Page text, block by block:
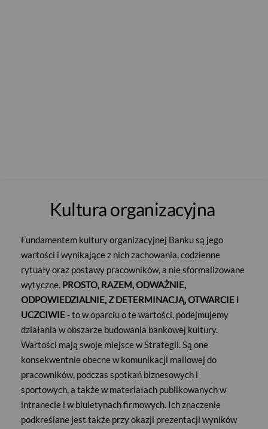
Kultura organizacyjna
Fundamentem kultury organizacyjnej Banku są jego
wartości i wynikające z nich zachowania, codzienne
rytuały oraz postawy pracowników, a nie sformalizowane
wytyczne. PROSTO, RAZEM, ODWAŻNIE,
ODPOWIEDZIALNIE, Z DETERMINACJĄ, OTWARCIE i
UCZCIWIE- to w oparciu o te wartości, podejmujemy
działania w obszarze budowania bankowej kultury.
Wartości mają swoje miejsce w Strategii. Są one
konsekwentnie obecne w komunikacji mailowej do
pracowników, podczas spotkań biznesowych i
sportowych, a także w materiałach publikowanych w
intranecie i w biuletynach firmowych. Ich znaczenie
podkreślane jest także przy okazji prezentacji wyników